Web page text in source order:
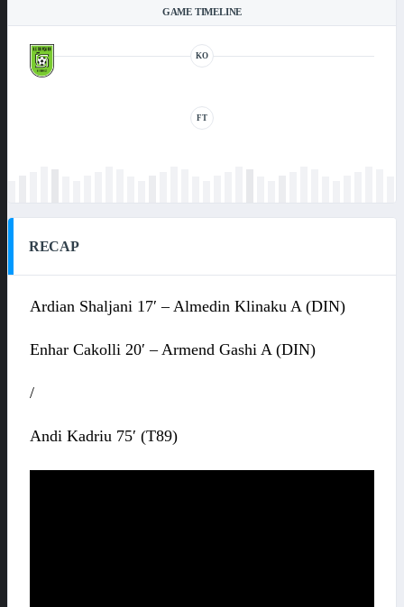
GAME TIMELINE
KO
FT
RECAP
Ardian Shaljani 17′ – Almedin Klinaku A (DIN)
Enhar Cakolli 20′ – Armend Gashi A (DIN)
/
Andi Kadriu 75′ (T89)